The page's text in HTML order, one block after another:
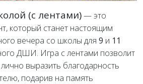
(с лентами)— это
который станет настоящим
вечера со школы для 9 и 11
ДШИ. Игра с лентами позволит
выразить благодарность
подарив на память